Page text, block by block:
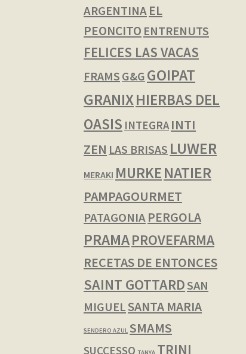
ARGENTINAEL
PEONCITO ENTRENUTS
FELICES LAS VACAS
FRAMS G&G GOIPAT
GRANIXHIERBAS DEL
OASIS INTEGRA INTI
ZEN LAS BRISAS LUWER
MERAKI MURKENATIER
PAMPAGOURMET
PATAGONIAPERGOLA
PRAMAPROVEFARMA
RECETAS DE ENTONCES
SAINT GOTTARDSAN
MIGUELSANTA MARIA
SENDERO AZUL SMAMS
SUCCESSO TANYA TRINI